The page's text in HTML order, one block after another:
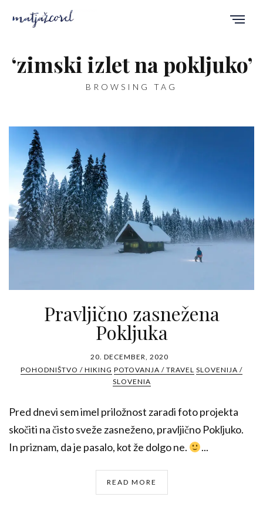
‘zimski izlet na pokljuko’
BROWSING TAG
Pravljično zasnežena
Pokljuka
20. DECEMBER, 2020
POHODNIŠTVO / HIKING POTOVANJA / TRAVEL SLOVENIJA /
SLOVENIA
Pred dnevi sem imel priložnost zaradi foto projekta
skočiti na čisto sveže zasneženo, pravljično Pokljuko.
In priznam, da je pasalo, kot že dolgo ne.
...
READ MORE